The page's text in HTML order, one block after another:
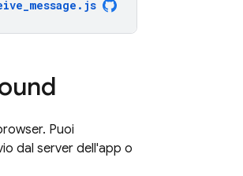
. js
Puoi
dal server dell'app o